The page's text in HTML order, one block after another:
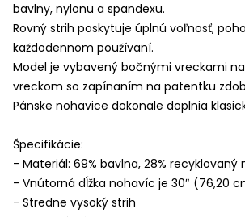
bavlny, nylonu a spandexu.
Rovný strih poskytuje úplnú voľnosť,
každodennom používaní.
Model je vybavený bočnými vreckami
vreckom so zapínaním na patentku
Pánske nohavice dokonale doplnia
Špecifikácie:
- Materiál: 69% bavlna, 28% recyklovaný
- Vnútorná dĺžka nohavíc je 30″ (76,20
- Stredne vysoký strih